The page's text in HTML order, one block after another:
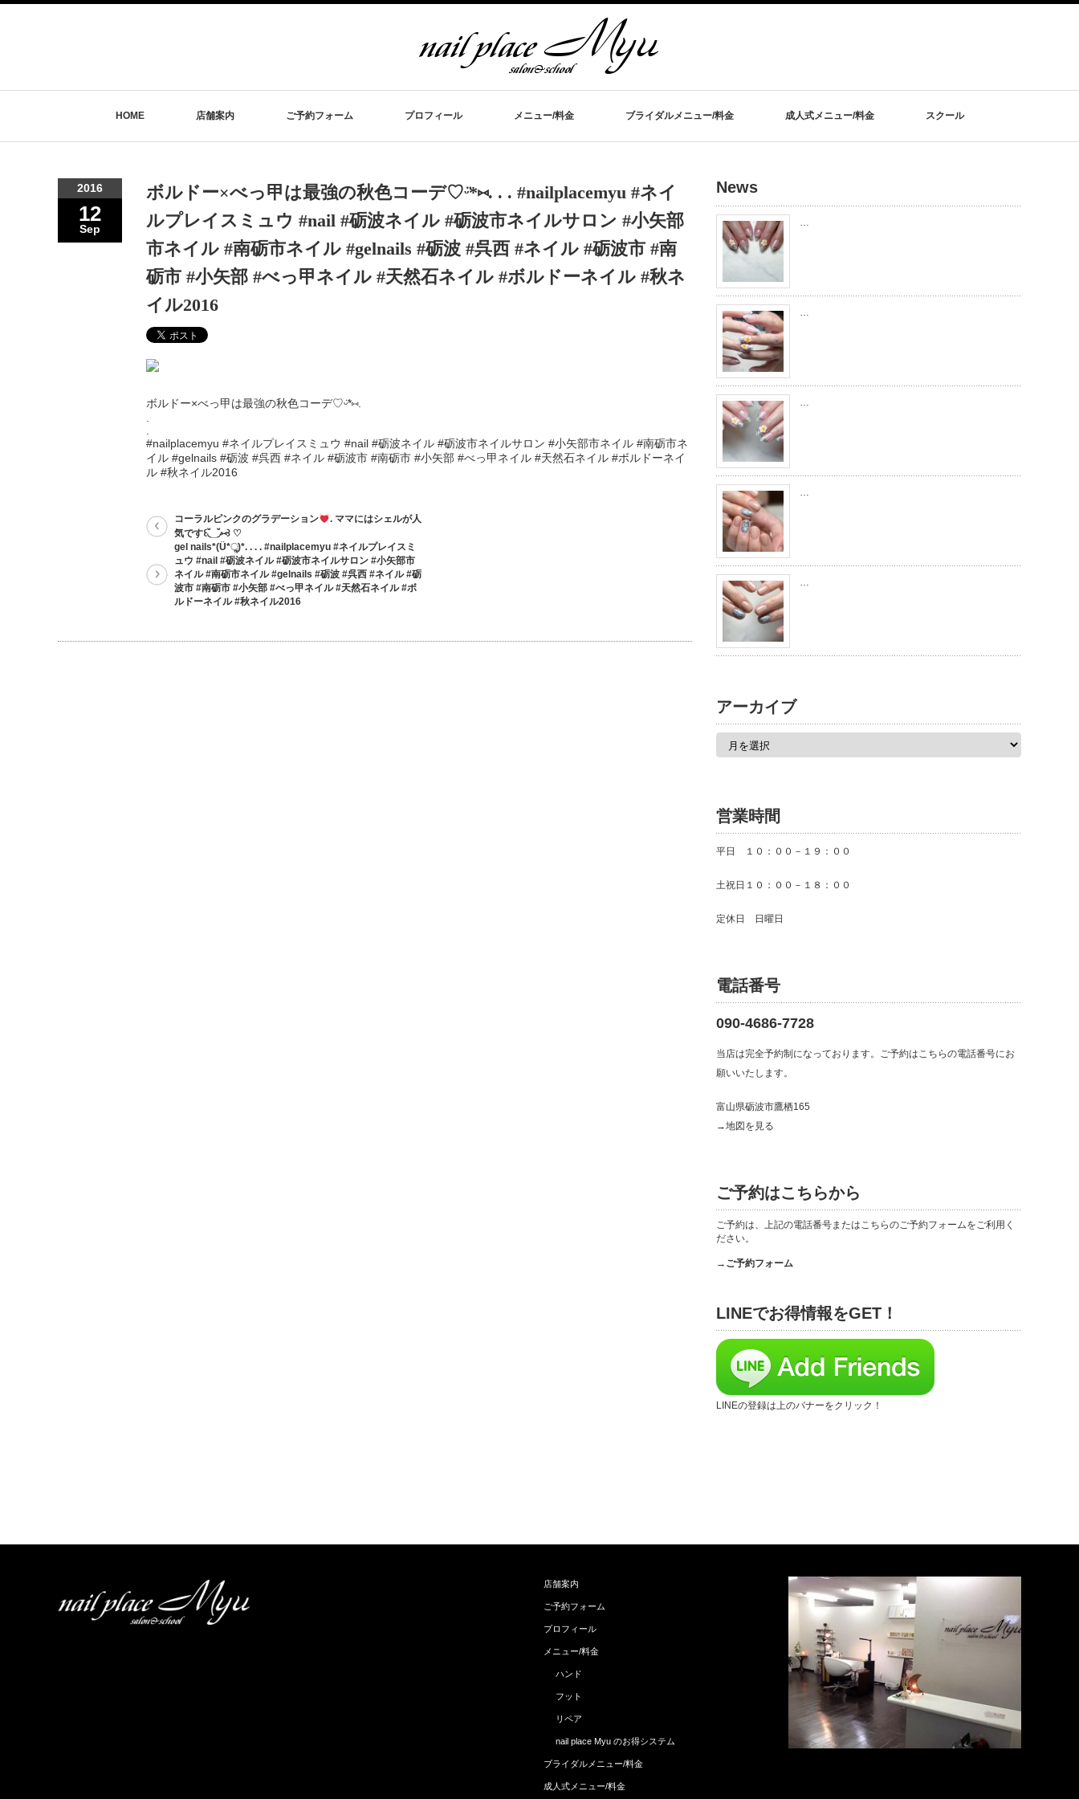
HOME 店舗案内 ご予約フォーム プロフィール メニュー/料金 ブライダルメニュー/料金 成人式メニュー/料金 スクール
2016
12
Sep
ボルドー×べっ甲は最強の秋色コーデ♡ᵕ̈*⑅. . . #nailplacemyu #ネイ
ルプレイスミュウ #nail #砺波ネイル #砺波市ネイルサロン #小矢部
市ネイル #南砺市ネイル #gelnails #砺波 #呉西 #ネイル #砺波市 #南
砺市 #小矢部 #べっ甲ネイル #天然石ネイル #ボルドーネイル #秋ネ
イル2016
ボルドー×べっ甲は最強の秋色コーデ♡ᵕ̈*⑅.
#nailplacemyu #ネイルプレイスミュウ #nail #砺波ネイル #砺波市ネイルサロン #小矢部市ネイル #南砺市ネ
イル #gelnails #砺波 #呉西 #ネイル #砺波市 #南砺市 #小矢部 #べっ甲ネイル #天然石ネイル #ボルドーネイ
ル #秋ネイル2016
コーラルピンクのグラデーション
. ママにはシェルが人
気です꒰◟̆_◞̆⑅꒱ ♡
gel nails*(Ü*ૢ)*. . . . #nailplacemyu #ネイルプレイスミ
ュウ #nail #砺波ネイル #砺波市ネイルサロン #小矢部市
ネイル #南砺市ネイル #gelnails #砺波 #呉西 #ネイル #砺
波市 #南砺市 #小矢部 #べっ甲ネイル #天然石ネイル #ボ
ルドーネイル #秋ネイル2016
News
…
…
…
…
…
アーカイブ
営業時間
平日 １０：００－１９：００
土祝日１０：００－１８：００
定休日 日曜日
電話番号
090-4686-7728
当店は完全予約制になっております。ご予約はこちらの電話番号にお
願いいたします。
富山県砺波市鷹栖165
→地図を見る
ご予約はこちらから
ご予約は、上記の電話番号またはこちらのご予約フォームをご利用く
ださい。
→ご予約フォーム
LINEでお得情報をGET！
LINEの登録は上のバナーをクリック！
店舗案内
ご予約フォーム
プロフィール
メニュー/料金
ハンド
フット
リペア
nail place Myu のお得システム
ブライダルメニュー/料金
成人式メニュー/料金